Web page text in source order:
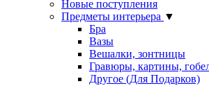
Новые поступления
Предметы интерьера ▼
Бра
Вазы
Вешалки, зонтницы
Гравюры, картины,
Другое (Для Подарков)